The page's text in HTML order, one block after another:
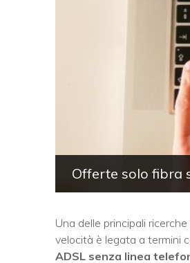
Offerte solo fibra
Una delle principali
velocità è legata a termini
ADSL senza linea